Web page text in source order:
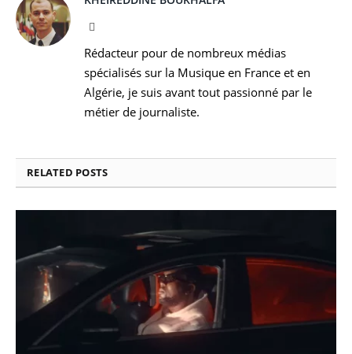
Rédacteur pour de nombreux médias
spécialisés sur la Musique en France et en
Algérie, je suis avant tout passionné par le
métier de journaliste.
RELATED POSTS